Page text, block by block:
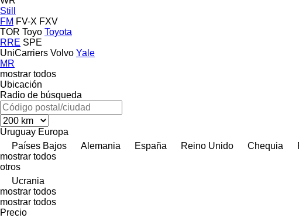
Still
FM FV-X FXV
TOR Toyo Toyota
RRE SPE
UniCarriers Volvo Yale
MR
mostrar todos
Ubicación
Radio de búsqueda
Uruguay Europa
Países Bajos
Alemania España Reino Unido Chequia
mostrar todos
otros
Ucrania
mostrar todos
mostrar todos
Precio